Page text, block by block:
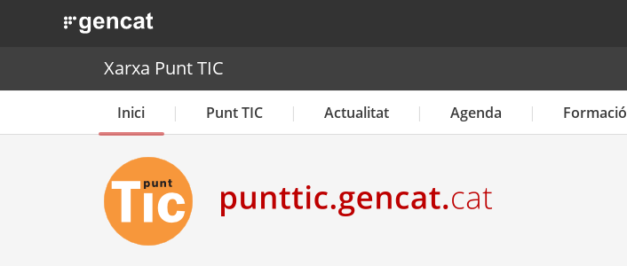
. Obre en una nova finestra.
Xarxa Punt TIC
Inici Punt TIC Actualitat Agenda Formació